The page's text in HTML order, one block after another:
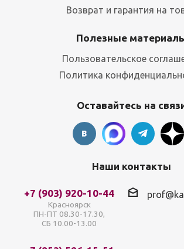
Возврат и гарантия на
Полезные
Пользовательское
Политика
Оставайтесь на
Наши контакты
+7 (903) 920-10-44
Красноярск
ПН-ПТ 08.30-17.30,
СБ 10.00-13.00